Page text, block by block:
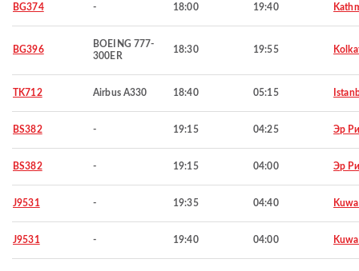
BG374 - 18:00 19:40
BG396
BOEING 777-
300ER
18:30 19:55
TK712 Airbus A330 18:40 05:15
BS382 - 19:15 04:25 Эр
BS382 - 19:15 04:00 Эр
J9531 - 19:35 04:40
J9531 - 19:40 04:00